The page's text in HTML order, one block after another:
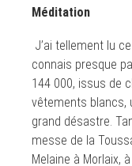
Méditation
J’ai tellement lu
connais presque
144 000, issus de
vêtements blancs,
grand désastre.
messe de la
Melaine à Morlaix,